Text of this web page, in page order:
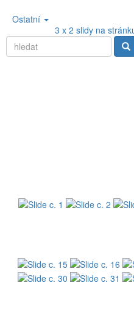
Ostatní
3 x 2 slidy na